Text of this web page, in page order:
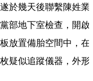
於幾天後聯繫陳姓業
部地下室檢查，開啟
放置備胎空間中，在
疑似追蹤儀器，外形